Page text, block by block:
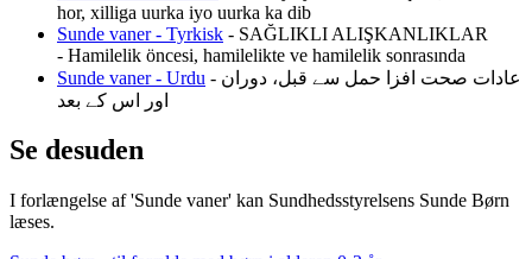
hor, xilliga uurka iyo uurka ka dib
Sunde vaner - Tyrkisk - SAĞLIKLI ALIŞKANLIKLAR
- Hamilelik öncesi, hamilelikte ve hamilelik sonrasında
Sunde vaner - Urdu - عادات صحت افزا حمل سے قبل، دوران
اور اس کے بعد
Se desuden
I forlængelse af 'Sunde vaner' kan Sundhedsstyrelsens Sunde Børn
læses.